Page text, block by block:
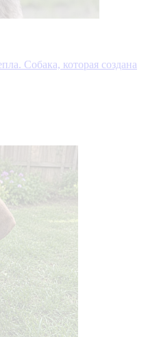
Собака, которая создана